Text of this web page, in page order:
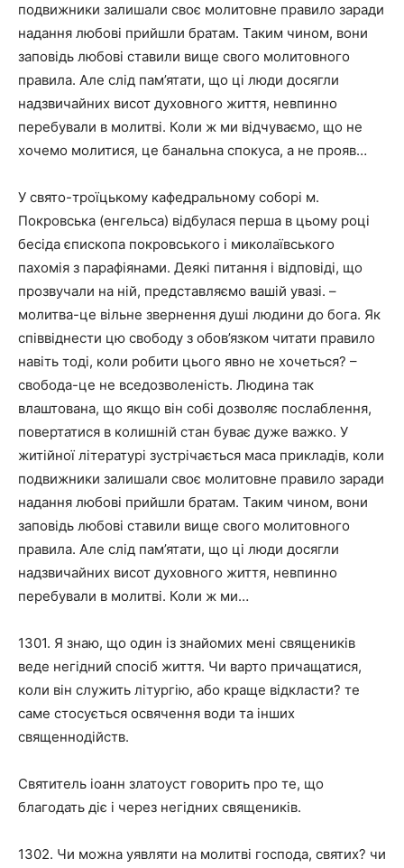
подвижники залишали своє молитовне правило заради
надання любові прийшли братам. Таким чином, вони
заповідь любові ставили вище свого молитовного
правила. Але слід пам’ятати, що ці люди досягли
надзвичайних висот духовного життя, невпинно
перебували в молитві. Коли ж ми відчуваємо, що не
хочемо молитися, це банальна спокуса, а не прояв…
У свято-троїцькому кафедральному соборі м.
Покровська (енгельса) відбулася перша в цьому році
бесіда єпископа покровського і миколаївського
пахомія з парафіянами. Деякі питання і відповіді, що
прозвучали на ній, представляємо вашій увазі. –
молитва-це вільне звернення душі людини до бога. Як
співвіднести цю свободу з обов’язком читати правило
навіть тоді, коли робити цього явно не хочеться? –
свобода-це не вседозволеність. Людина так
влаштована, що якщо він собі дозволяє послаблення,
повертатися в колишній стан буває дуже важко. У
житійної літературі зустрічається маса прикладів, коли
подвижники залишали своє молитовне правило заради
надання любові прийшли братам. Таким чином, вони
заповідь любові ставили вище свого молитовного
правила. Але слід пам’ятати, що ці люди досягли
надзвичайних висот духовного життя, невпинно
перебували в молитві. Коли ж ми…
1301. Я знаю, що один із знайомих мені священиків
веде негідний спосіб життя. Чи варто причащатися,
коли він служить літургію, або краще відкласти? те
саме стосується освячення води та інших
священнодійств.
Святитель іоанн златоуст говорить про те, що
благодать діє і через негідних священиків.
1302. Чи можна уявляти на молитві господа, святих? чи